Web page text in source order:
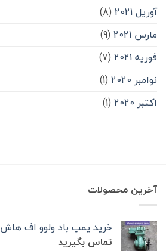
آوریل 2021
(8)
مارس 2021
(9)
فوریه 2021
(7)
نوامبر 2020
(1)
اکتبر 2020
(1)
آخرین محصولات
خرید پمپ باد ولوو اف هاش 13 تک‌ پیستون -FH13
تماس بگیرید